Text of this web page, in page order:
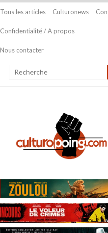
Tous les articles Culturonews
Confidentialité / A propos
Nous contacter